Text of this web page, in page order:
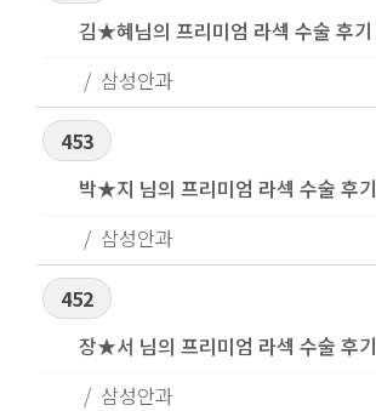
김★혜님의 프리미엄 라섹 수술 후기
삼성안과
453
박★지 님의 프리미엄 라섹 수술 후기
삼성안과
452
장★서 님의 프리미엄 라섹 수술 후기
삼성안과